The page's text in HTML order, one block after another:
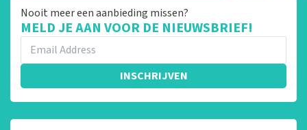
Nooit meer een aanbieding missen?
MELD JE AAN VOOR DE NIEUWSBRIEF!
INSCHRIJVEN